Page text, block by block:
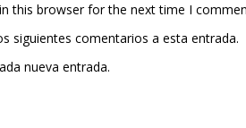
this browser for the next time I
siguientes comentarios a esta entrada.
nueva entrada.